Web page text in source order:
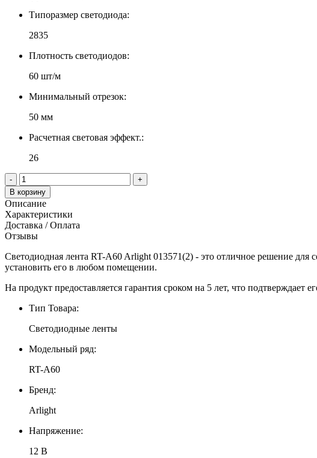
Типоразмер светодиода:
2835
Плотность светодиодов:
60 шт/м
Минимальный отрезок:
50 мм
Расчетная световая эффект.:
26
-
+
В корзину
Описание
Характеристики
Доставка / Оплата
Отзывы
Светодиодная лента RT-A60 Arlight 013571(2) - это отличное решение для
установить его в любом помещении.
На продукт предоставляется гарантия сроком на 5 лет, что подтверждает
Тип Товара:
Светодиодные ленты
Модельный ряд:
RT-A60
Бренд:
Arlight
Напряжение:
12 В